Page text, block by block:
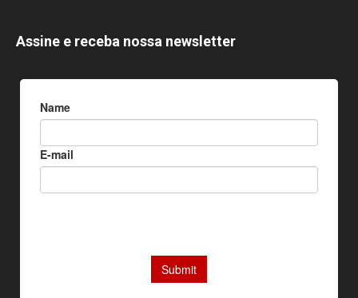
Assine e receba nossa newsletter